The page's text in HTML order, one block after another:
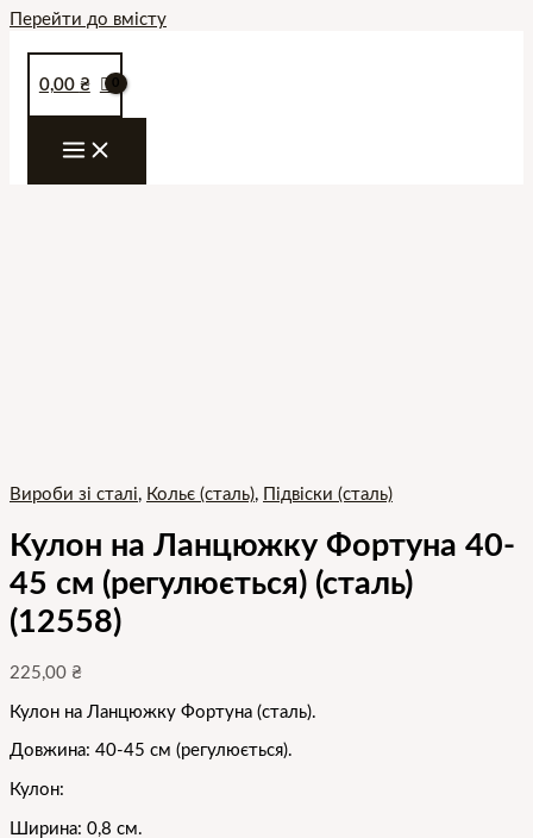
Перейти до вмісту
0,00 ₴
Вироби зі сталі, Кольє (сталь), Підвіски (сталь)
Кулон на Ланцюжку Фортуна 40-
45 см (регулюється) (сталь)
(12558)
225,00 ₴
Кулон на Ланцюжку Фортуна (сталь).
Довжина: 40-45 см (регулюється).
Кулон:
Ширина: 0,8 см.